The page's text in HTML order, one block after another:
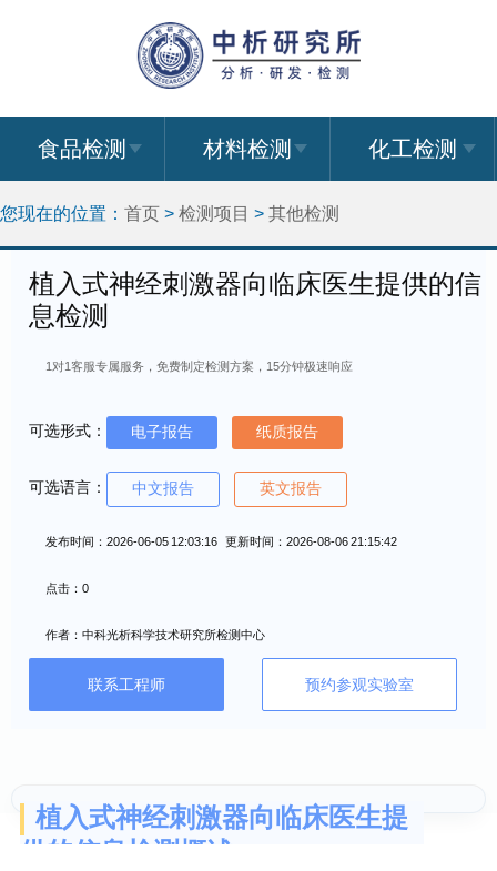
食品检测 材料检测 化工检测
您现在的位置： 首页 > 检测项目 > 其他检测
植入式神经刺激器向临床医生提供的信
息检测
1对1客服专属服务，免费制定检测方案，15分钟极速响应
可选形式： 电子报告 纸质报告
可选语言： 中文报告 英文报告
发布时间：2026-06-05 12:03:16 更新时间：2026-08-06 21:15:42
点击：0
作者：中科光析科学技术研究所检测中心
联系工程师 预约参观实验室
植入式神经刺激器向临床医生提
供的信息检测概述